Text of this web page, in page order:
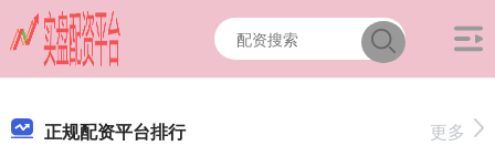
正规配资平台排行 更多